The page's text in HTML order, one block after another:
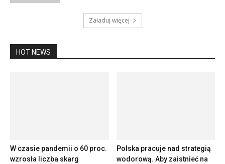
Załaduj więcej
HOT NEWS
W czasie pandemii o 60 proc.
wzrosła liczba skarg
Polska pracuje nad strategią
wodorową. Aby zaistnieć na